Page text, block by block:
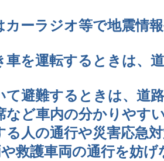
カーラジオ等で地震情
車を運転するときは、
て避難するときは、道
など車内の分かりやす
る人の通行や災害応急
救護車両の通行を妨